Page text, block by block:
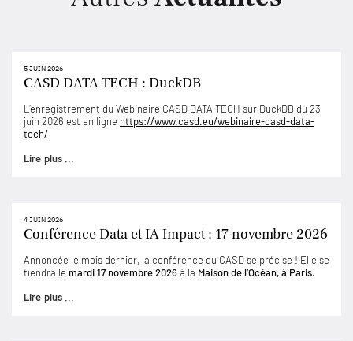
5 JUIN 2026
CASD DATA TECH : DuckDB
L’enregistrement du Webinaire CASD DATA TECH sur DuckDB du 23
juin 2026 est en ligne https://www.casd.eu/webinaire-casd-data-
tech/
Lire plus ...
4 JUIN 2026
Conférence Data et IA Impact : 17 novembre 2026
Annoncée le mois dernier, la conférence du CASD se précise ! Elle se
tiendra le mardi 17 novembre 2026à la Maison de l’Océan, à Paris.
Lire plus ...